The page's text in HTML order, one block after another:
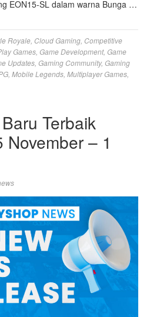
EON15-SL dalam warna Bunga …
Royale Cloud Gaming Competitive
Games Game Development, Game
Updates Gaming Community, Gaming
Mobile Legends Multiplayer Games
Terbaik
– 1